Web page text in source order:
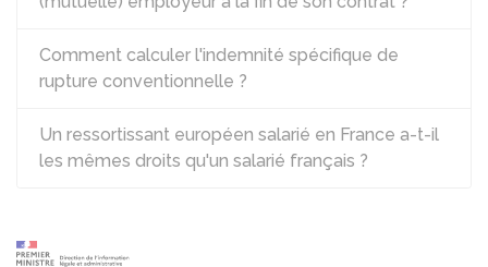
Comment calculer l'indemnité spécifique de
rupture conventionnelle ?
Un ressortissant européen salarié en France a-t-il
les mêmes droits qu'un salarié français ?